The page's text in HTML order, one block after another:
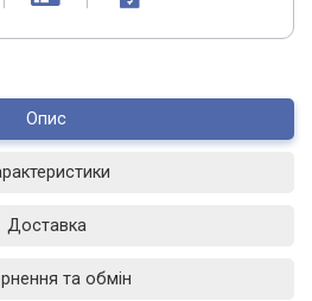
Опис
Доставка
та обмін